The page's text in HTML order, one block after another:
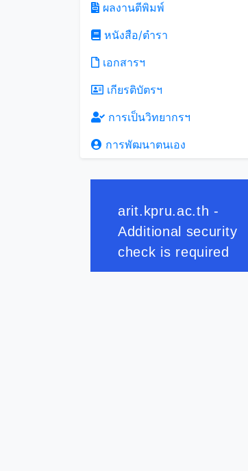
ผลงานตีพิมพ์
หนังสือ/ตำรา
เอกสารฯ
เกียรติบัตรฯ
การเป็นวิทยากรฯ
การพัฒนาตนเอง